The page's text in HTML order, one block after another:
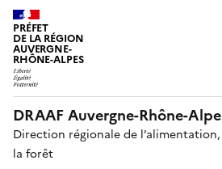
PRÉFET
DE LA RÉGION
AUVERGNE-
RHÔNE-ALPES
DRAAF Auvergne-Rhône-
Direction régionale de
la forêt